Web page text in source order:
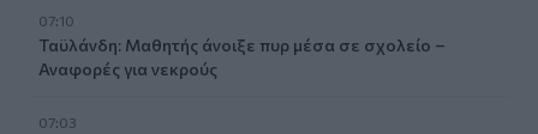
07:10
Ταϋλάνδη: Μαθητής άνοιξε πυρ μέσα σε σχολείο –
Αναφορές για νεκρούς
07:03